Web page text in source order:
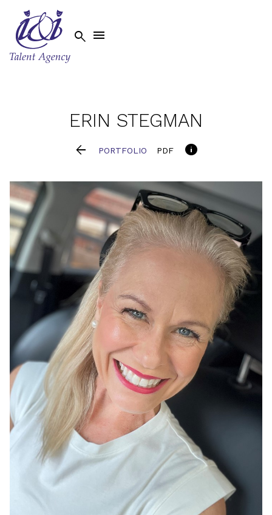
 
ERIN STEGMAN
 PORTFOLIO PDF 